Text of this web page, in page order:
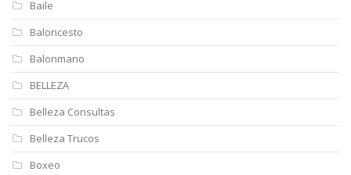
Baile
Baloncesto
Balonmano
BELLEZA
Belleza Consultas
Belleza Trucos
Boxeo